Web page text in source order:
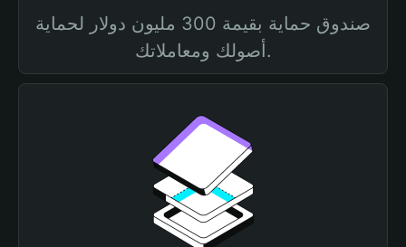
صندوق حماية بقيمة 300 مليون دولار لحماية
أصولك ومعاملاتك.